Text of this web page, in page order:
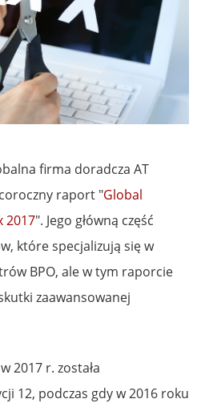
firma doradcza AT
raport "Global
2017". Jego główną część
które specjalizują się w
BPO, ale w tym raporcie
zaawansowanej
2017 r. została
12, podczas gdy w 2016 roku